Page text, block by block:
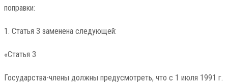
поправки:
1. Статья 3 заменена следующей:
«Статья 3
Государства-члены должны предусмотреть, что с 1 июля 1991 г.